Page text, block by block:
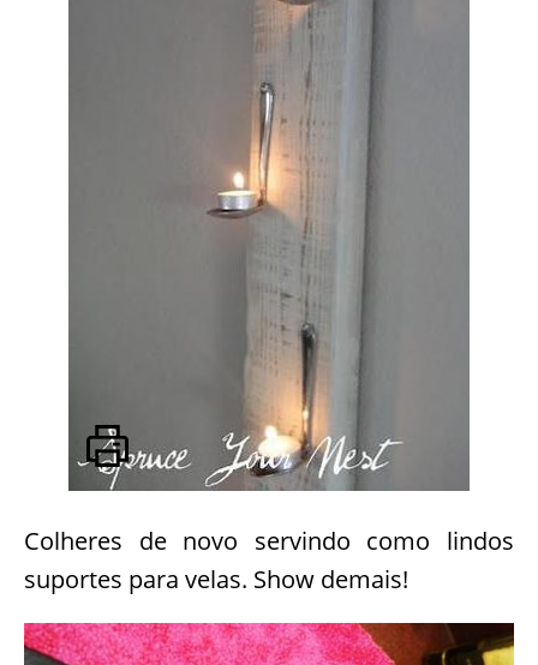
Colheres de novo servindo como lindos
suportes para velas. Show demais!